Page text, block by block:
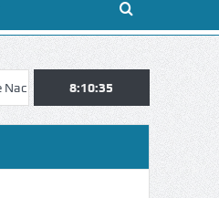
Peneda-Gerês Esposende.
8:10:36